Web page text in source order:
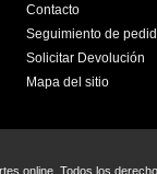
Contacto
Seguimiento de
Solicitar Devolución
Mapa del sitio
online. Todos los